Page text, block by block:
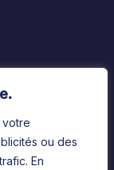
votre
ou des
En